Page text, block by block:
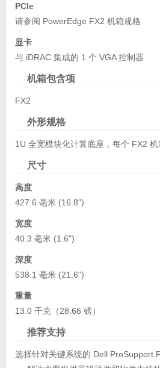
PCIe
请参阅 PowerEdge FX2 机箱规格
显卡
与 iDRAC 集成的 1 个 VGA 控制器
机箱包含项
FX2
外形规格
1U 全宽模块化计算底座，每个 FX2
尺寸
高度
427.6 毫米 (16.8")
宽度
40.3 毫米 (1.6")
深度
538.1 毫米 (21.6")
重量
13.0 千克（28.66 磅）
推荐支持
选择针对关键系统的 Dell ProSupport